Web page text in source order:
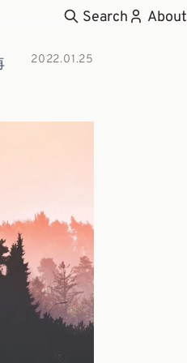
Search About
2022.01.25